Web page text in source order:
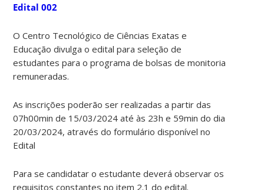
Edital 002
O Centro Tecnológico de Ciências Exatas e
Educação divulga o edital para seleção de
estudantes para o programa de bolsas de monitoria
remuneradas.
As inscrições poderão ser realizadas a partir das
07h00min de 15/03/2024 até às 23h e 59min do dia
20/03/2024, através do formulário disponível no
Edital
Para se candidatar o estudante deverá observar os
requisitos constantes no item 2.1 do edital.